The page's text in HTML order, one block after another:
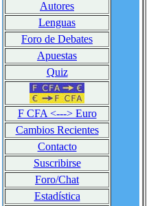
Autores
Lenguas
Foro de Debates
Apuestas
Quiz
F CFA <---> Euro
Cambios Recientes
Contacto
Suscribirse
Foro/Chat
Estadística